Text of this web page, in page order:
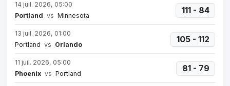
14 juil. 2026, 05:00
Portland vs Minnesota
111 - 84
13 juil. 2026, 01:00
Portland vs Orlando
105 - 112
11 juil. 2026, 05:00
Phoenix vs Portland
81 - 79